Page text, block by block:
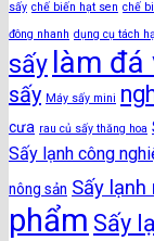
sấy chế biến hạt sen chế
đông nhanh dụng cụ tách
sấy làm
sấy Máy sấy mini
cưa rau củ sấy thăng hoa
Sấy lạnh công
nông sản Sấy lạnh
phẩm Sấy